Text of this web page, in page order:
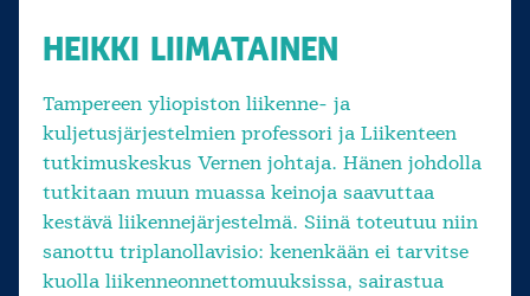
HEIKKI LIIMATAINEN
Tampereen yliopiston liikenne- ja
kuljetusjärjestelmien professori ja Liikenteen
tutkimuskeskus Vernen johtaja. Hänen johdolla
tutkitaan muun muassa keinoja saavuttaa
kestävä liikennejärjestelmä. Siinä toteutuu niin
sanottu triplanollavisio: kenenkään ei tarvitse
kuolla liikenneonnettomuuksissa, sairastua